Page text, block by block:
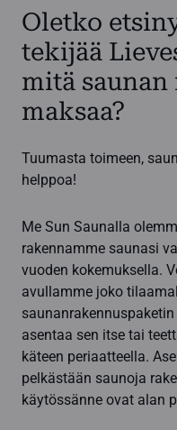
Oletko
tekijää
mitä
maksaa?
Tuumasta toimeen,
helppoa!
Me Sun Saunalla
rakennamme saunasi
vuoden kokemuksella.
avullamme joko
asentaa sen itse tai
käteen periaatteella.
pelkästään saunoja
käytössänne ovat alan